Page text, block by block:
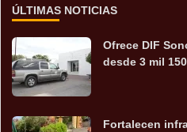
ÚLTIMAS NOTICIAS
Ofrece DIF
desde 3 mil
Fortalecen